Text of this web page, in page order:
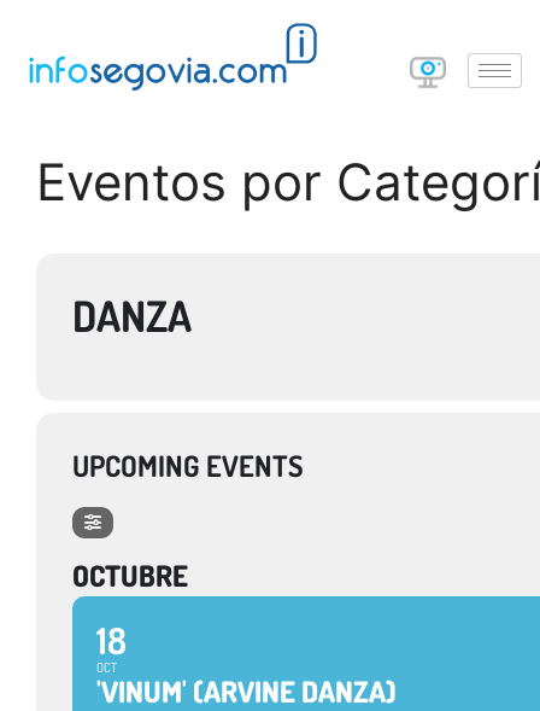
Eventos por
DANZA
UPCOMING EVENTS
OCTUBRE
18
OCT
'VINUM' (ARVINE DANZA)